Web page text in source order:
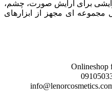
برای آرایش صورت، چشم،
مجموعه ای مجهز از ابزارهای
Onlineshop